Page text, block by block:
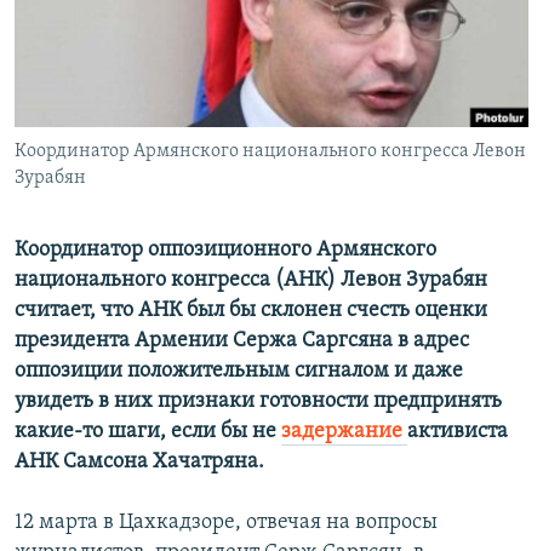
Русский
Координатор Армянского национального конгресса Левон
Зурабян
Координатор оппозиционного Армянского
национального конгресса (АНК) Левон Зурабян
считает, что АНК был бы склонен счесть оценки
президента Армении Сержа Саргсяна в адрес
оппозиции положительным сигналом и даже
увидеть в них признаки готовности предпринять
какие-то шаги, если бы не задержание активиста
АНК Самсона Хачатряна.
12 марта в Цахкадзоре, отвечая на вопросы